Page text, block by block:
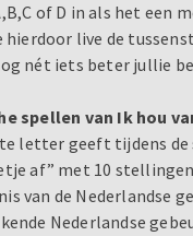
of D in als het een
live de
nét iets beter jullie
spellen van Ik hou
letter geeft tijdens
af” met 10
van de Nederlandse
Nederlandse